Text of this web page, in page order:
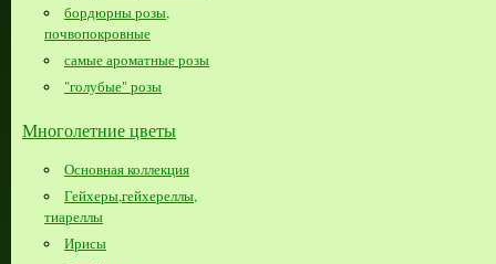
бордюрны розы,
почвопокровные
самые ароматные розы
"голубые" розы
Многолетние цветы
Основная коллекция
Гейхеры,гейхереллы,
тиареллы
Ирисы